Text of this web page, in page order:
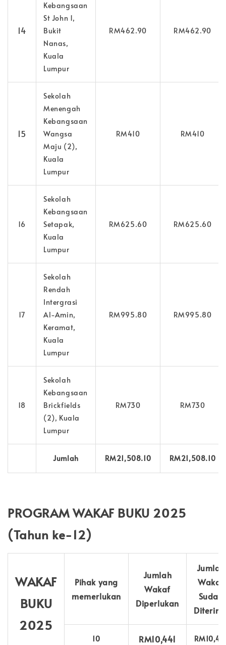
14
Kebangsaan
St John 1,
Bukit
Nanas,
Kuala
Lumpur
RM462.90 RM462.90
15
Sekolah
Menengah
Kebangsaan
Wangsa
Maju (2),
Kuala
Lumpur
RM410 RM410
16
Sekolah
Kebangsaan
Setapak,
Kuala
Lumpur
RM625.60 RM625.60
17
Sekolah
Rendah
Intergrasi
Al-Amin,
Keramat,
Kuala
Lumpur
RM995.80 RM995.80
18
Sekolah
Kebangsaan
Brickfields
(2), Kuala
Lumpur
RM730 RM730
Jumlah RM21,508.10 RM21,508.10
PROGRAM WAKAF BUKU 2025
(Tahun ke-12)
WAKAF
BUKU
2025
Pihak yang
memerlukan
Jumlah
Wakaf
Diperlukan
Jumlah
Wakaf
Sudah
10 RM10,441